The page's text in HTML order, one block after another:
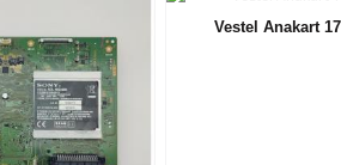
Vestel Anakart